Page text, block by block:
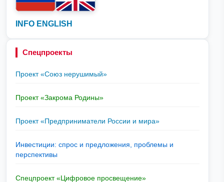
INFO ENGLISH
Спецпроекты
Проект «Союз нерушимый»
Проект «Закрома Родины»
Проект «Предприниматели России и мира»
Инвестиции: спрос и предложения, проблемы и
перспективы
Спецпроект «Цифровое просвещение»